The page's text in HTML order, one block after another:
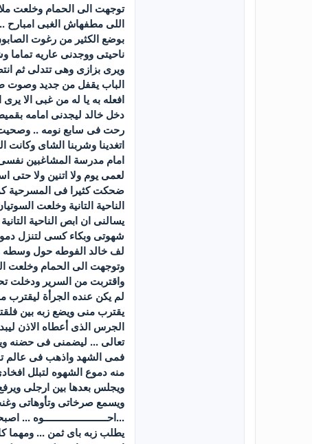
توجهت الى الحمام وخلعت
اللى مطفهاش الغبى
بوضع الكثير من رغوت
ناحيتى ووجدنى عاريه
ويرى بزازى وهى تتدلى ثم
الباب يقفل من جديد وصوت
افعله به يا له من غبى الا
دخل خالد ليجدنى امامه
رحت فى سابع نومه .. وصحيت
اتغدينا وشربنا الشاى
لعمى يوم ولا اتنين ولا
ضحكت كثيرا فى المسرحية
الناحية التانية وخلعت
يسالنى ان ابص الناحية
شهوتى وبكاء كسى لتنزل
لف خالد الفوطه حول وسطه
وتوجهت الى الحمام وخلعت
واقتربت من السرير ودخلت
لم يكن عنده الجرأة
يقترب منى ويضع زبه بين
الجرس الذى أعطاه الاذن
تعالى ... ليضمنى فى حضنه
فمى الشهد واذهب فى عالم
منه دموع الشهوه لتبلل
ويجلس بعدها بين ارجلى
ويسمع صرخاتى وتأوهاتى
يطلب زبه باى ثمن ... ومهما